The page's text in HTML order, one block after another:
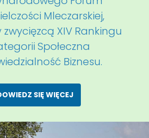
Mleczarskiej,
XIV Rankingu
Społeczna
Biznesu.
SIĘ WIĘCEJ